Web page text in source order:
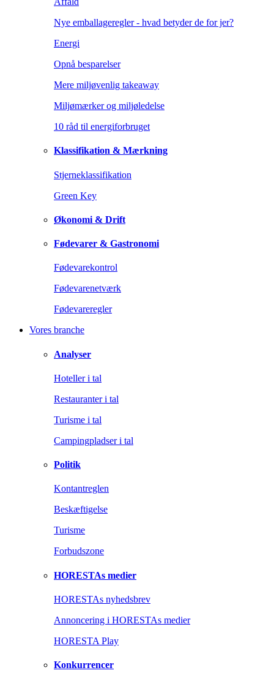
Nye emballageregler - hvad betyder de for jer?
Energi
Opnå besparelser
Mere miljøvenlig takeaway
Miljømærker og miljøledelse
10 råd til energiforbruget
Klassifikation & Mærkning
Stjerneklassifikation
Green Key
Økonomi & Drift
Fødevarer & Gastronomi
Fødevarekontrol
Fødevarenetværk
Fødevareregler
Vores branche
Analyser
Hoteller i tal
Restauranter i tal
Turisme i tal
Campingpladser i tal
Politik
Kontantreglen
Beskæftigelse
Turisme
Forbudszone
HORESTAs medier
HORESTAs nyhedsbrev
Annoncering i HORESTAs medier
HORESTA Play
Konkurrencer